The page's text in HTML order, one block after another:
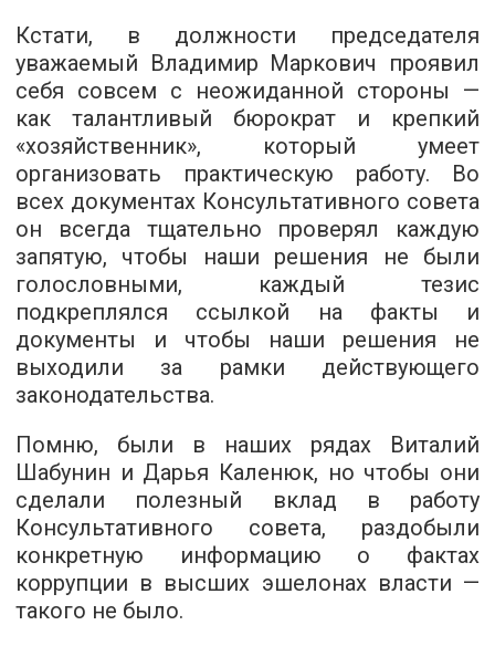
Кстати, в должности председателя
уважаемый Владимир Маркович проявил
себя совсем с неожиданной стороны —
как талантливый бюрократ и крепкий
«хозяйственник», который умеет
организовать практическую работу. Во
всех документах Консультативного совета
он всегда тщательно проверял каждую
запятую, чтобы наши решения не были
голословными, каждый тезис
подкреплялся ссылкой на факты и
документы и чтобы наши решения не
выходили за рамки действующего
законодательства.
Помню, были в наших рядах Виталий
Шабунин и Дарья Каленюк, но чтобы они
сделали полезный вклад в работу
Консультативного совета, раздобыли
конкретную информацию о фактах
коррупции в высших эшелонах власти —
такого не было.